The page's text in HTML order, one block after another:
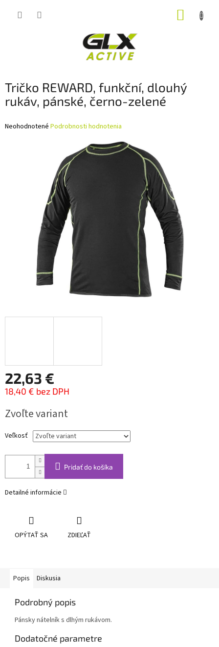
Tričko REWARD, funkční, dlouhý
rukáv, pánské, černo-zelené
Priemerné
Neohodnotené Podrobnosti hodnotenia
22,63 €
18,40 € bez DPH
cena:
Zvoľte variant
Veľkosť
Pridať do košíka
Detailné informácie
OPÝTAŤ SA ZDIEĽAŤ
Popis Diskusia
Podrobný popis
Pánsky nátelník s dlhým rukávom.
Dodatočné parametre